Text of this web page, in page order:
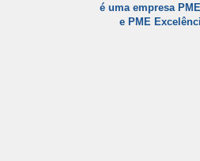
é uma empresa
e PME